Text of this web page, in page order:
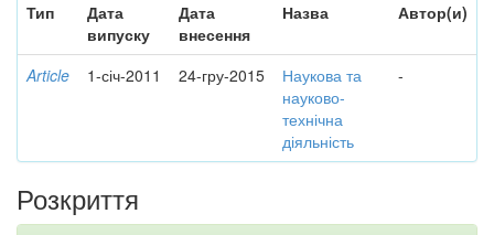
Тип
Дата
випуску
Дата
внесення
Назва Автор(и)
Article 1-січ-2011 24-гру-2015
Наукова та
науково-
технічна
діяльність
-
Розкриття